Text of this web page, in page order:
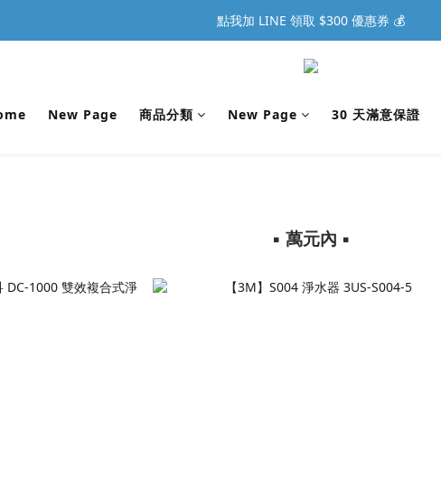
點我加 LINE 領取 $300 優惠券 💰
New Page 商品分類 New Page 30 天滿意保證
▪︎ 萬元內 ▪︎